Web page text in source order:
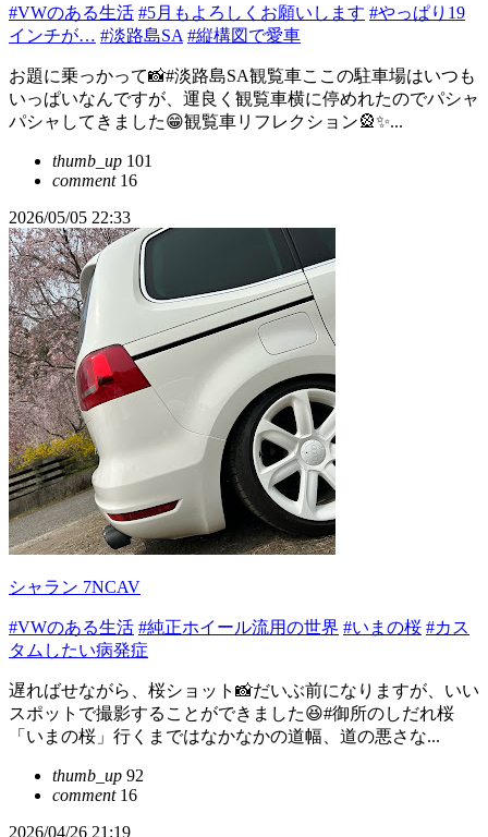
#VWのある生活 #5月もよろしくお願いします #やっぱり19
インチが… #淡路島SA #縦構図で愛車
お題に乗っかって📸#淡路島SA観覧車ここの駐車場はいつも
いっぱいなんですが、運良く観覧車横に停めれたのでパシャ
パシャしてきました😁観覧車リフレクション🎡✨...
thumb_up 101
comment16
2026/05/05 22:33
シャラン 7NCAV
#VWのある生活 #純正ホイール流用の世界 #いまの桜 #カス
タムしたい病発症
遅ればせながら、桜ショット📸だいぶ前になりますが、いい
スポットで撮影することができました😆#御所のしだれ桜
「いまの桜」行くまではなかなかの道幅、道の悪さな...
thumb_up 92
comment16
2026/04/26 21:19